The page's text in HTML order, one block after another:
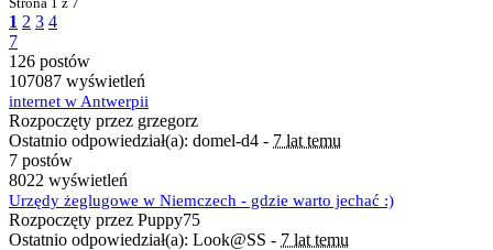
1 2 3 4
7
126 postów
107087 wyświetleń
internet w Antwerpii
Rozpoczęty przez grzegorz
Ostatnio odpowiedział(a): domel-d4 - 7 lat temu
7 postów
8022 wyświetleń
Urzędy żeglugowe w Niemczech - gdzie warto jechać :)
Rozpoczęty przez Puppy75
Ostatnio odpowiedział(a): Look@SS - 7 lat temu